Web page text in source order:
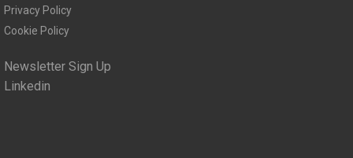
Privacy Policy
Cookie Policy
Newsletter Sign Up
Linkedin